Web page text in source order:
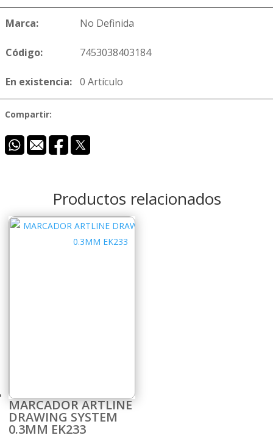
Marca: No Definida
Código: 7453038403184
En existencia: 0 Artículo
Compartir:
Productos relacionados
MARCADOR ARTLINE
DRAWING SYSTEM
0.3MM EK233